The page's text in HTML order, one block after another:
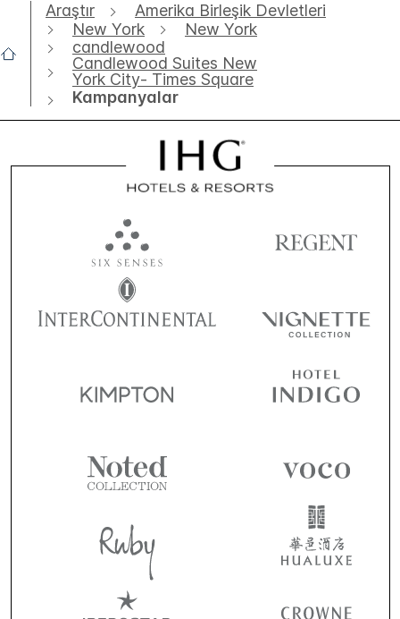
Araştır
Amerika Birleşik Devletleri
New York
New York
candlewood
Candlewood Suites New
York City- Times Square
Kampanyalar